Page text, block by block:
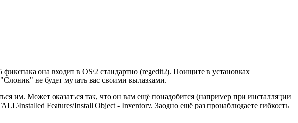
она входит в OS/2 стандартно (regedit2). Поищите в установках
не будет мучать вас своими вылазками.
им. Может оказаться так, что он вам ещё понадобится (например при инсталляции
Features\Install Object - Inventory. Заодно ещё раз пронаблюдаете гибкость